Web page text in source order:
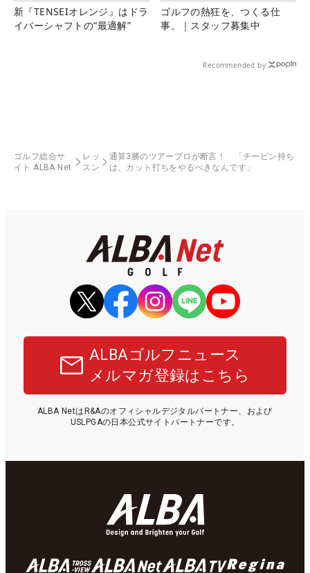
新『TENSEIオレンジ』はドラ
イバーシャフトの“最適解”
ゴルフの熱狂を、つくる仕
事。｜スタッフ募集中
Recommended by
ゴルフ総合サ
イト ALBA Net
レッ
スン
通算3勝のツアープロが断言！ 「チーピン持ち
は、カット打ちをやるべきなんです」
ALBAゴルフニュース
メルマガ登録はこちら
ALBA NetはR&Aのオフィシャルデジタルパートナー、および
USLPGAの日本公式サイトパートナーです。